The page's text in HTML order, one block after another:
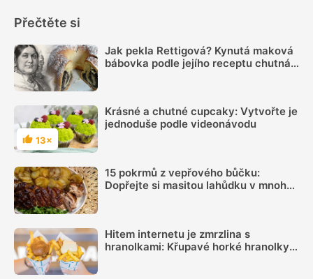
Přečtěte si
Jak pekla Rettigová? Kynutá maková
bábovka podle jejího receptu chutná
Hodnocení
13×
Krásné a chutné cupcaky: Vytvořte je
jednoduše podle videonávodu
15 pokrmů z vepřového bůčku:
Dopřejte si masitou lahůdku v mnoha
Hitem internetu je zmrzlina s
hranolkami: Křupavé horké hranolky s